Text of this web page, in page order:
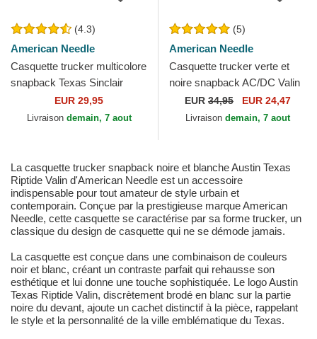
(4.3)
American Needle
Casquette trucker multicolore
snapback Texas Sinclair
American Needle
EUR 29,95
Livraison demain, 7 aout
(5)
American Needle
Casquette trucker verte et
noire snapback AC/DC Valin
American Needle
EUR 34,95 EUR 24,47
Livraison demain, 7 aout
La casquette trucker snapback noire et blanche Austin Texas
Riptide Valin d'American Needle est un accessoire
indispensable pour tout amateur de style urbain et
contemporain. Conçue par la prestigieuse marque American
Needle, cette casquette se caractérise par sa forme trucker, un
classique du design de casquette qui ne se démode jamais.
La casquette est conçue dans une combinaison de couleurs
noir et blanc, créant un contraste parfait qui rehausse son
esthétique et lui donne une touche sophistiquée. Le logo Austin
Texas Riptide Valin, discrètement brodé en blanc sur la partie
noire du devant, ajoute un cachet distinctif à la pièce, rappelant
le style et la personnalité de la ville emblématique du Texas.